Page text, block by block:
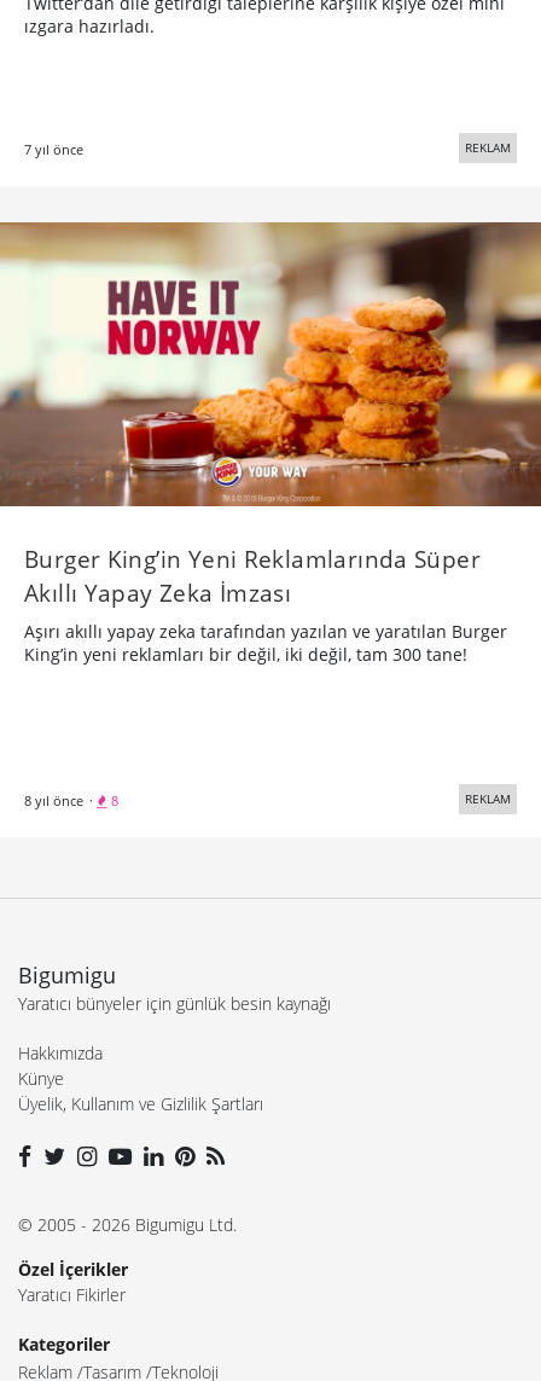
ızgara hazırladı.
7 yıl önce REKLAM
Burger King’in Yeni Reklamlarında Süper
Akıllı Yapay Zeka İmzası
Aşırı akıllı yapay zeka tarafından yazılan ve yaratılan Burger
King’in yeni reklamları bir değil, iki değil, tam 300 tane!
8 yıl önce · 8 REKLAM
Bigumigu
Yaratıcı bünyeler için günlük besin kaynağı
Hakkımızda
Künye
Üyelik, Kullanım ve Gizlilik Şartları
© 2005 - 2026 Bigumigu Ltd.
Özel İçerikler
Yaratıcı Fikirler
Kategoriler
Reklam Tasarım Teknoloji